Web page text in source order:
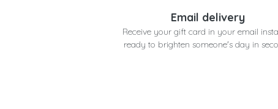
Email delivery
Receive your gift card in your email
ready to brighten someone's day in